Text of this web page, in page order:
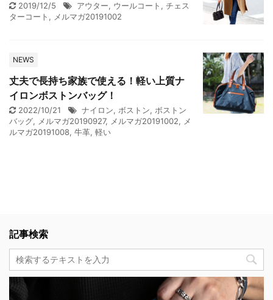
2019/12/5 アウター, ウールコート , チェス
ターコート , メルマガ20191002
NEWS
丈夫で長持ち家族で使える！軽い上質ナ
イロンボストンバッグ！
2022/10/21 ナイロン, ボストン, ボストン
バッグ, メルマガ20190927, メルマガ20191002, メ
ルマガ20191008, 牛革, 軽い
記事検索